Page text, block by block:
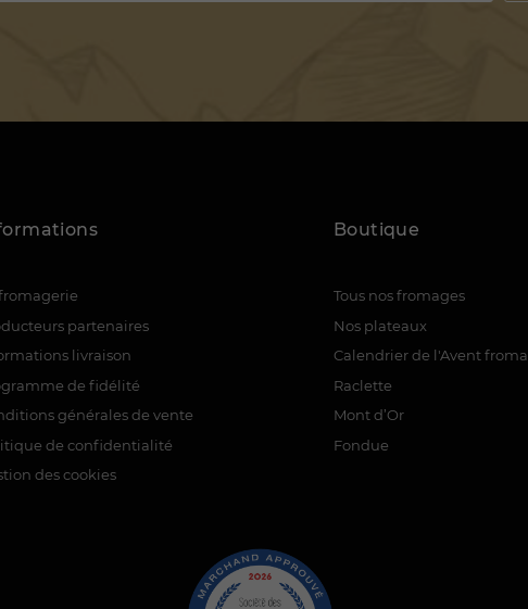
partenaires
livraison
de fidélité
générales de vente
de confidentialité
des cookies
Boutique
Tous nos fromages
Nos plateaux
Calendrier de l'Avent
Raclette
Mont d’Or
Fondue